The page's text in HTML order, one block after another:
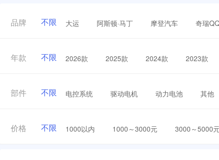
品牌 不限 大运 阿斯顿·马丁 摩登汽车 奇瑞
年款 不限 2026款 2025款 2024款 2023款
部件 不限 电控系统 驱动电机 动力电池 其他
价格 不限 1000以内 1000～3000元 3000～5000